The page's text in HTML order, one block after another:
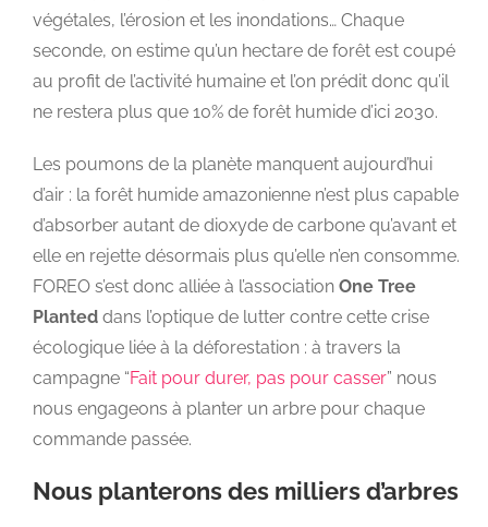
végétales, l’érosion et les inondations… Chaque
seconde, on estime qu’un hectare de forêt est coupé
au profit de l’activité humaine et l’on prédit donc qu’il
ne restera plus que 10% de forêt humide d’ici 2030.
Les poumons de la planète manquent aujourd’hui
d’air : la forêt humide amazonienne n’est plus capable
d’absorber autant de dioxyde de carbone qu’avant et
elle en rejette désormais plus qu’elle n’en consomme.
FOREO s’est donc alliée à l’association One Tree
Planted dans l’optique de lutter contre cette crise
écologique liée à la déforestation : à travers la
campagne “Fait pour durer, pas pour casser” nous
nous engageons à planter un arbre pour chaque
commande passée.
Nous planterons des milliers d’arbres